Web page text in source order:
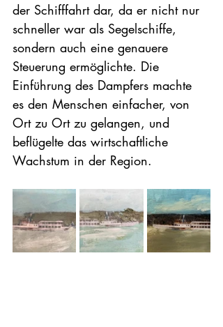
der Schifffahrt dar, da er nicht nur
schneller war als Segelschiffe,
sondern auch eine genauere
Steuerung ermöglichte. Die
Einführung des Dampfers machte
es den Menschen einfacher, von
Ort zu Ort zu gelangen, und
beflügelte das wirtschaftliche
Wachstum in der Region.